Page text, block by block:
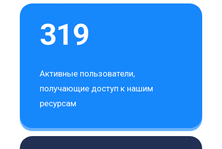
319
Активные пользователи,
получающие доступ к нашим
ресурсам